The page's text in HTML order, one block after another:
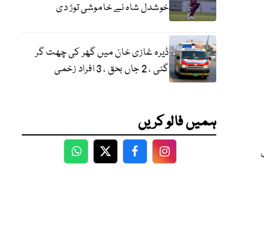
خوشدل شاہ نے خاموشی توڑ دی
ڈیرہ غازی خان میں گھر کی چھت گر
گئی ، 2 جاں بحق ، 3 افراد زخمی
ہمیں فالو کریں
WhatsApp
TwitterFacebookFacebook